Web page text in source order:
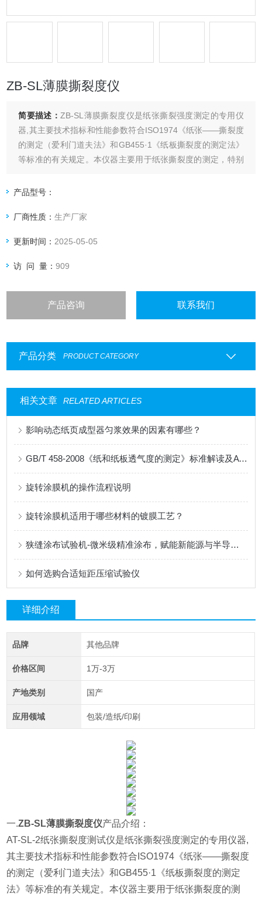
ZB-SL薄膜撕裂度仪
简要描述： ZB-SL薄膜撕裂度仪是纸张撕裂强度测定的专用仪
器,其主要技术指标和性能参数符合ISO1974《纸张——撕裂度
的测定（爱利门道夫法》和GB455·1《纸板撕裂度的测定法》
等标准的有关规定。本仪器主要用于纸张撕裂度的测定，特别
产品型号：
厂商性质：生产厂家
更新时间： 2025-05-05
访 问 量：909
产品咨询 联系我们
产品分类 PRODUCT CATEGORY
相关文章 RELATED ARTICLES
影响动态纸页成型器匀浆效果的因素有哪些？
GB/T 458-2008《纸和纸板透气度的测定》标准解读及AT-TQ-11测试仪应用
旋转涂膜机的操作流程说明
旋转涂膜机适用于哪些材料的镀膜工艺？
狭缝涂布试验机-微米级精准涂布，赋能新能源与半导体科研创新
如何选购合适短距压缩试验仪
详细介绍
品牌 其他品牌
价格区间 1万-3万
产地类别 国产
应用领域 包装/造纸/印刷
一.ZB-SL薄膜撕裂度仪产品介绍：
AT-SL-2纸张撕裂度测试仪是纸张撕裂强度测定的专用仪器,
其主要技术指标和性能参数符合ISO1974《纸张——撕裂度
的测定（爱利门道夫法》和GB455·1《纸板撕裂度的测定
法》等标准的有关规定。本仪器主要用于纸张撕裂度的测